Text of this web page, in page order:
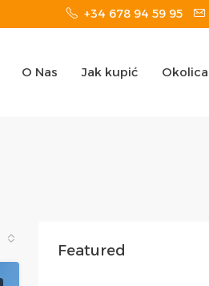
+34 678 94 59 95
O Nas Jak kupić Okolica
Featured